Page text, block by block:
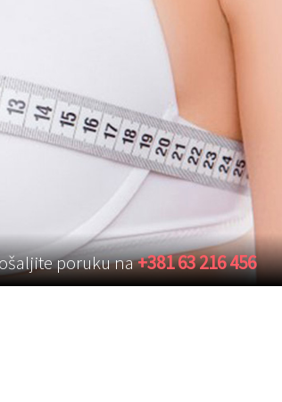
poruku na+381 63 216 456